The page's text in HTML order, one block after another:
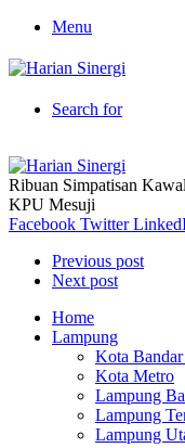
Menu
Search for
Ribuan Simpatisan
KPU Mesuji
Facebook Twitter
Previous post
Next post
Home
Lampung
Kota
Kota Metro
Lampung
Lampung
Lampung